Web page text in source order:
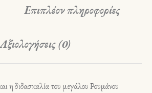
Επιπλέον πληροφορίες
Αξιολογήσεις (0)
η διδασκαλία του μεγάλου Ρουμάνου